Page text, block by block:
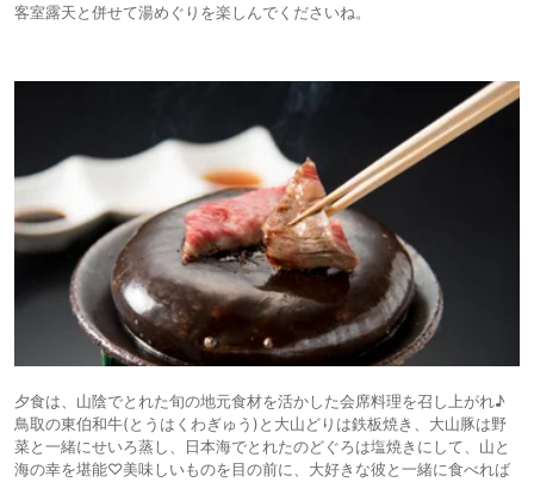
客室露天と併せて湯めぐりを楽しんでくださいね。
夕食は、山陰でとれた旬の地元食材を活かした会席料理を召し上がれ♪
鳥取の東伯和牛(とうはくわぎゅう)と大山どりは鉄板焼き、大山豚は野
菜と一緒にせいろ蒸し、日本海でとれたのどぐろは塩焼きにして、山と
海の幸を堪能♡美味しいものを目の前に、大好きな彼と一緒に食べれば